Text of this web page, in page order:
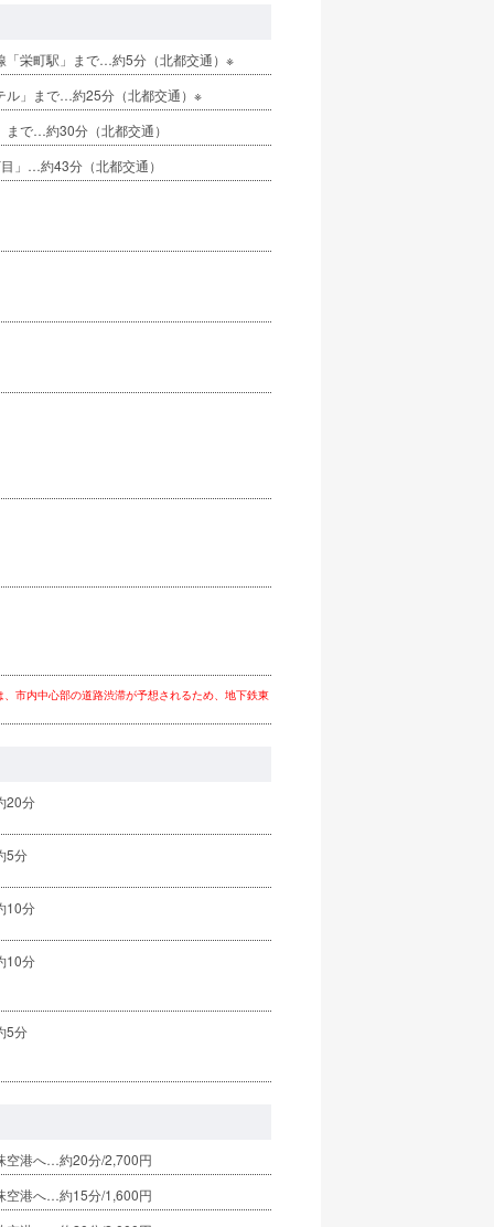
「栄町駅」まで…約5分（北都交通）※
ル」まで…約25分（北都交通）※
まで…約30分（北都交通）
」…約43分（北都交通）
市内中心部の道路渋滞が予想されるため、地下鉄東
20分
5分
10分
10分
5分
空港へ…約20分/2,700円
空港へ…約15分/1,600円